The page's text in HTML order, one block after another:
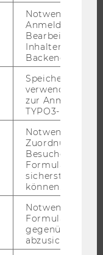
Notwendig für
Anmeldung und
Bearbeitung von
Inhalten im
Backend.
Speichert die
verwendete
zur Anmeldung
TYPO3-Backend.
Notwendig, um
Zuordnung von
Besucher zu
sicherstellen zu
können.
Notwendig, um
gegenüber
abzusichern.